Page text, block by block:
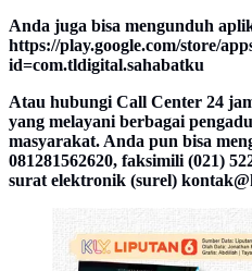
Anda juga bisa mengunduh
https://play.google.com/store/
id=com.tldigital.sahabatku
Atau hubungi Call Center 24
yang melayani berbagai
masyarakat. Anda pun bisa
081281562620, faksimili (021)
surat elektronik (surel)